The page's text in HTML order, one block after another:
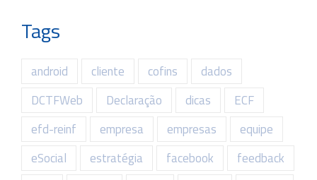
Tags
android cliente cofins
dados
DCTFWeb
Declaração dicas
ECF
efd-reinf
empresa empresas
equipe
eSocial
estratégia facebook
feedback